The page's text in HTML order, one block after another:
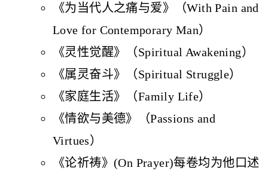
《为当代人之痛与爱》（With Pain and
Love for Contemporary Man）
《灵性觉醒》（Spiritual Awakening）
《属灵奋斗》（Spiritual Struggle）
《家庭生活》（Family Life）
《情欲与美德》（Passions and
Virtues）
《论祈祷》(On Prayer)每卷均为他口述